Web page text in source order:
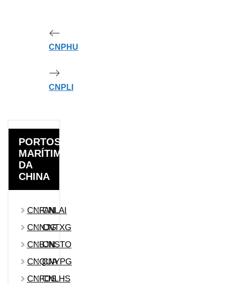
CNPHU
CNPLI
PORTOS
MARÍTIMOS
DA
CHINA
CNFANCNLAI
CNNJGCNTXG
CNBJNCNSTO
CNQUACNYPG
CNFOSCNLHS